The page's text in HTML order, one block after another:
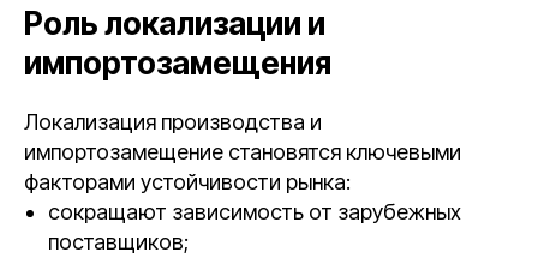
Роль локализации и
импортозамещения
Локализация производства и
импортозамещение становятся ключевыми
факторами устойчивости рынка:
сокращают зависимость от зарубежных
поставщиков;